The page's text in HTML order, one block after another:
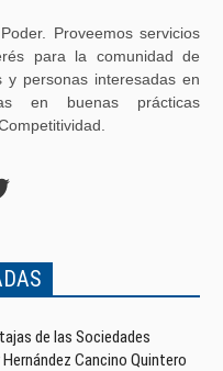
Proveemos servicios
para la comunidad de
y personas interesadas en
en buenas prácticas
de las Sociedades
Cancino Quintero